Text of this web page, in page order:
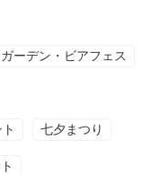
ーデン・ビアフェス
七夕まつり